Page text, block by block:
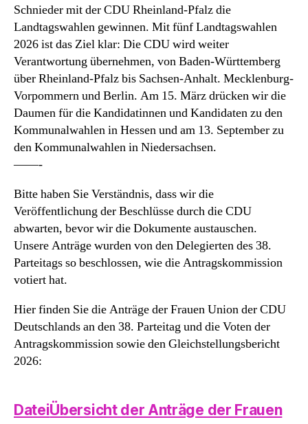
Schnieder mit der CDU Rheinland-Pfalz die
Landtagswahlen gewinnen. Mit fünf Landtagswahlen
2026 ist das Ziel klar: Die CDU wird weiter
Verantwortung übernehmen, von Baden-Württemberg
über Rheinland-Pfalz bis Sachsen-Anhalt. Mecklenburg-
Vorpommern und Berlin. Am 15. März drücken wir die
Daumen für die Kandidatinnen und Kandidaten zu den
Kommunalwahlen in Hessen und am 13. September zu
den Kommunalwahlen in Niedersachsen.
——-
Bitte haben Sie Verständnis, dass wir die
Veröffentlichung der Beschlüsse durch die CDU
abwarten, bevor wir die Dokumente austauschen.
Unsere Anträge wurden von den Delegierten des 38.
Parteitags so beschlossen, wie die Antragskommission
votiert hat.
Hier finden Sie die Anträge der Frauen Union der CDU
Deutschlands an den 38. Parteitag und die Voten der
Antragskommission sowie den Gleichstellungsbericht
2026:
DateiÜbersicht der Anträge der Frauen